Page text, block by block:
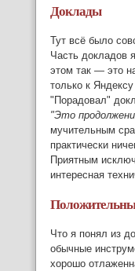
Доклады
Тут всё было
Часть докладов
этом так — это
только к
"Порадовал"
"Это
мучительным
практически
Приятным
интересная
Что я понял из
обычные
хорошо